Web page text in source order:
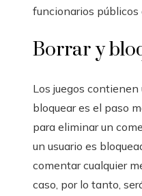
funcionarios públicos
Borrar y
Los juegos
bloquear es el paso
para eliminar un
un usuario es
comentar cualquier
caso, por lo tanto,